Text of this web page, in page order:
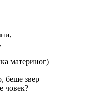
материног)
беше звер
човек?